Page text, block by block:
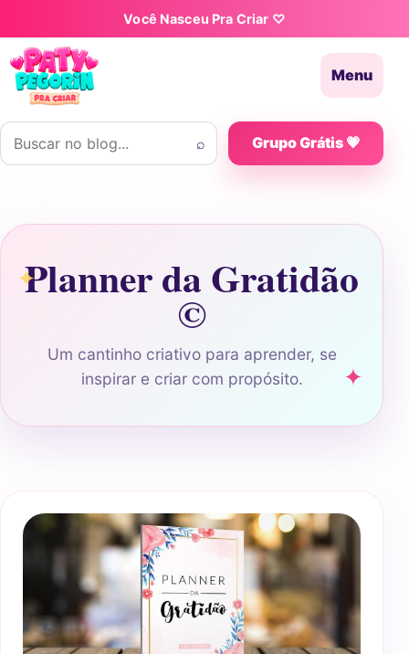
Pular para o conteúdoVocê Nasceu Pra Criar ♡
Menu
Buscar por:
⌕ Grupo Grátis 💗
Planner da Gratidão
©
Um cantinho criativo para aprender, se
inspirar e criar com propósito.